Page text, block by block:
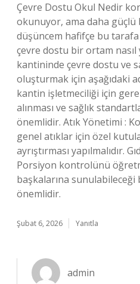
Çevre Dostu Okul Nedir
okunuyor, ama daha güçlü
düşüncem hafifçe bu
çevre dostu bir ortam nasıl
kantininde çevre dostu ve
oluşturmak için aşağıdaki
kantin işletmeciliği için
alınması ve sağlık
önemlidir. Atık Yönetimi :
genel atıklar için özel
ayrıştırması yapılmalıdır.
Porsiyon kontrolünü
başkalarına
önemlidir.
Şubat 6, 2026 Yanıtla
admin